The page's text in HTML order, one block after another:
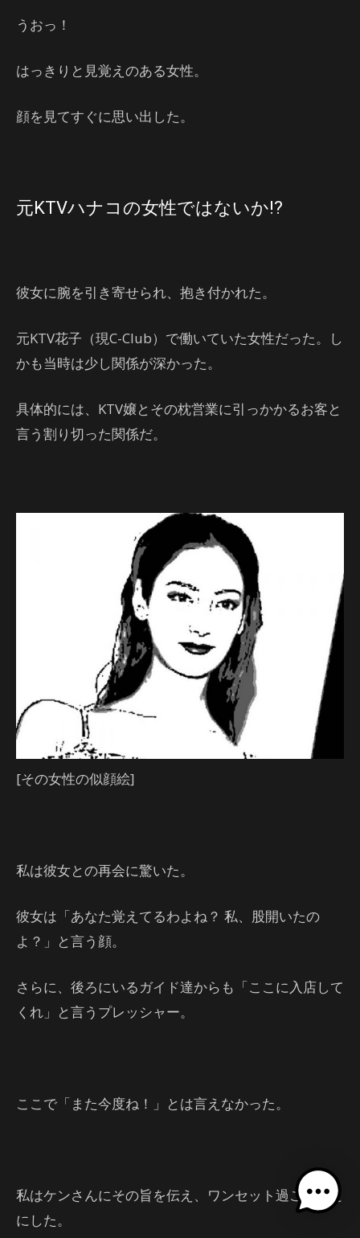
うおっ！
はっきりと見覚えのある女性。
顔を見てすぐに思い出した。
元KTVハナコの女性ではないか!?
彼女に腕を引き寄せられ、抱き付かれた。
元KTV花子（現C-Club）で働いていた女性だった。し
かも当時は少し関係が深かった。
具体的には、KTV嬢とその枕営業に引っかかるお客と
言う割り切った関係だ。
[その女性の似顔絵]
私は彼女との再会に驚いた。
彼女は「あなた覚えてるわよね？ 私、股開いたの
よ？」と言う顔。
さらに、後ろにいるガイド達からも「ここに入店して
くれ」と言うプレッシャー。
ここで「また今度ね！」とは言えなかった。
私はケンさんにその旨を伝え、ワンセット過ごすこと
にした。